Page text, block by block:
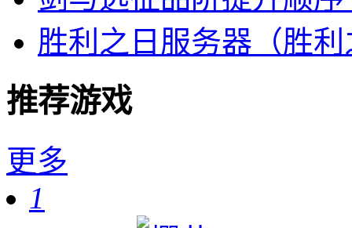
胜利之日服务器（胜
推荐游戏
更多
1